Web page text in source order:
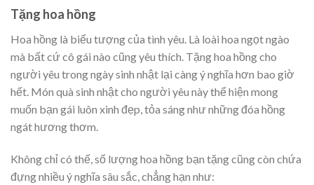
Tặng hoa hồng
Hoa hồng là biểu tượng của tình yêu. Là loài hoa ngọt ngào
mà bất cứ cô gái nào cũng yêu thích. Tặng hoa hồng cho
người yêu trong ngày sinh nhật lại càng ý nghĩa hơn bao giờ
hết. Món quà sinh nhật cho người yêu này thể hiện mong
muốn bạn gái luôn xinh đẹp, tỏa sáng như những đóa hồng
ngát hương thơm.
Không chỉ có thế, số lượng hoa hồng bạn tặng cũng còn chứa
đựng nhiều ý nghĩa sâu sắc, chẳng hạn như: